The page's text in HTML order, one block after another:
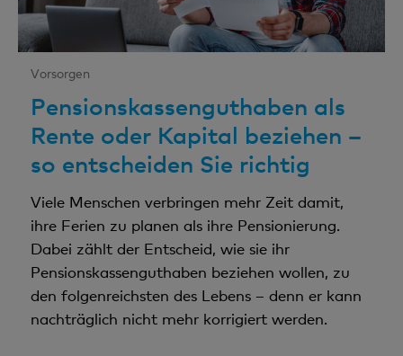
Vorsorgen
Pensionskassenguthaben als
Rente oder Kapital beziehen –
so entscheiden Sie richtig
Viele Menschen verbringen mehr Zeit damit,
ihre Ferien zu planen als ihre Pensionierung.
Dabei zählt der Entscheid, wie sie ihr
Pensionskassenguthaben beziehen wollen, zu
den folgenreichsten des Lebens – denn er kann
nachträglich nicht mehr korrigiert werden.